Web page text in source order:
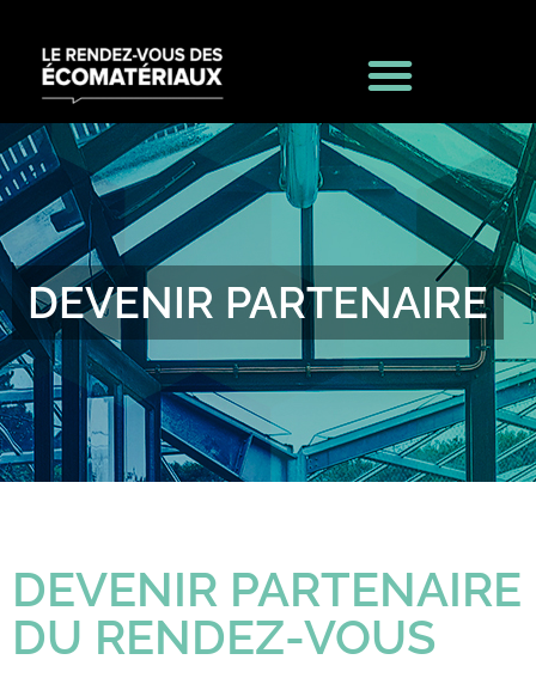
DEVENIR PARTENAIRE
DEVENIR PARTENAIRE
DU RENDEZ-VOUS